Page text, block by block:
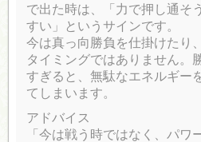
で出た時は、「力で押し通そ
すい」というサインです。
今は真っ向勝負を仕掛けたり
タイミングではありません。
すぎると、無駄なエネルギー
てしまいます。
アドバイス
「今は戦う時ではなく、パワ